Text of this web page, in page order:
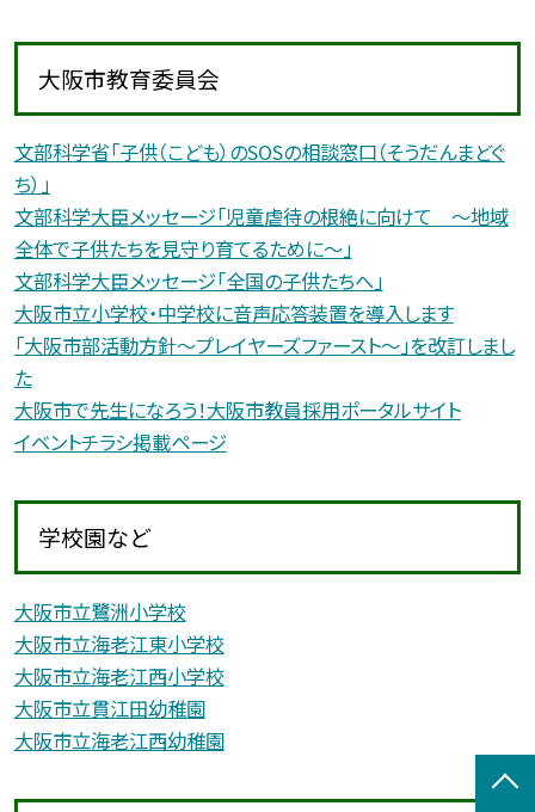
大阪市教育委員会
文部科学省「子供（こども）のSOSの相談窓口（そうだんまどぐ
ち）」
文部科学大臣メッセージ「児童虐待の根絶に向けて 〜地域
全体で子供たちを見守り育てるために〜」
文部科学大臣メッセージ「全国の子供たちへ」
大阪市立小学校・中学校に音声応答装置を導入します
「大阪市部活動方針〜プレイヤーズファースト〜」を改訂しまし
た
大阪市で先生になろう！大阪市教員採用ポータルサイト
イベントチラシ掲載ページ
学校園など
大阪市立鷺洲小学校
大阪市立海老江東小学校
大阪市立海老江西小学校
大阪市立貫江田幼稚園
大阪市立海老江西幼稚園